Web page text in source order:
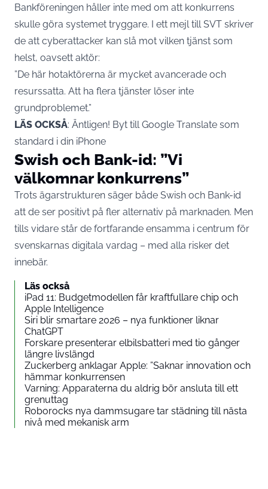
Bankföreningen håller inte med om att konkurrens
skulle göra systemet tryggare. I ett mejl till SVT skriver
de att cyberattacker kan slå mot vilken tjänst som
helst, oavsett aktör:
”De här hotaktörerna är mycket avancerade och
resurssatta. Att ha flera tjänster löser inte
grundproblemet.”
LÄS OCKSÅ: Äntligen! Byt till Google Translate som
standard i din iPhone
Swish och Bank-id: ”Vi
välkomnar konkurrens”
Trots ägarstrukturen säger både Swish och Bank-id
att de ser positivt på fler alternativ på marknaden. Men
tills vidare står de fortfarande ensamma i centrum för
svenskarnas digitala vardag – med alla risker det
innebär.
Läs också
iPad 11: Budgetmodellen får kraftfullare chip och
Apple Intelligence
Siri blir smartare 2026 – nya funktioner liknar
ChatGPT
Forskare presenterar elbilsbatteri med tio gånger
längre livslängd
Zuckerberg anklagar Apple: ”Saknar innovation och
hämmar konkurrensen
Varning: Apparaterna du aldrig bör ansluta till ett
grenuttag
Roborocks nya dammsugare tar städning till nästa
nivå med mekanisk arm